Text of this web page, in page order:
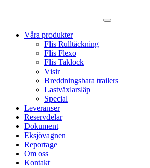
Våra produkter
Flis Rulltäckning
Flis Flexo
Flis Taklock
Visir
Breddningsbara trailers
Lastväxlarsläp
Special
Leveranser
Reservdelar
Dokument
Eksjövagnen
Reportage
Om oss
Kontakt